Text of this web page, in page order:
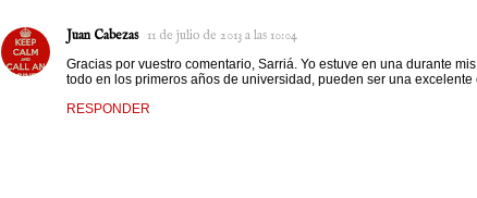
Juan Cabezas 11 de julio de 2013 a las 10:04
Gracias por vuestro comentario, Sarriá. Yo estuve en una durante
todo en los primeros años de universidad, pueden ser una excelente
RESPONDER